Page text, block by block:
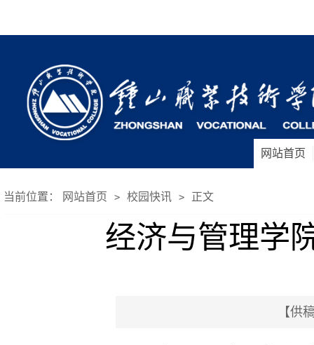
网站首页
当前位置： 网站首页 > 校园快讯 > 正文
经济与管理学
【供